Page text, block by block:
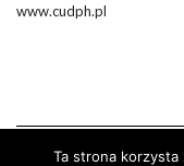
www.cudph.pl
Ta strona korzysta